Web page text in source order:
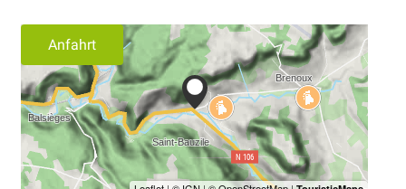
Anfahrt